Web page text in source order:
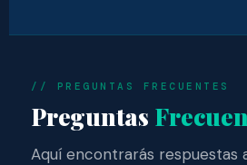
// PREGUNTAS FRECUENTES
Preguntas
Aquí encontrarás respuestas